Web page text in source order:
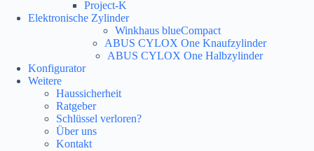
Project-K
Elektronische Zylinder
Winkhaus blueCompact
ABUS CYLOX One Knaufzylinder
ABUS CYLOX One Halbzylinder
Konfigurator
Weitere
Haussicherheit
Ratgeber
Schlüssel verloren?
Über uns
Kontakt